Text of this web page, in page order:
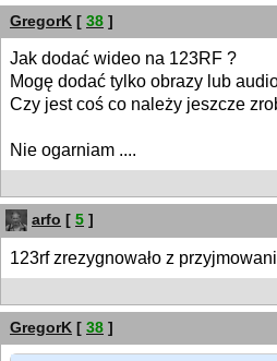
GregorK [ 38 ]
Jak dodać wideo na 123RF ?
Mogę dodać tylko obrazy lub
Czy jest coś co należy jeszcze
Nie ogarniam ....
arfo [ 5 ]
123rf zrezygnowało z
GregorK [ 38 ]